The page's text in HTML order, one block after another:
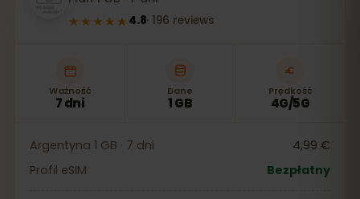
★★★★★ 4.8· 196 reviews
Ważność
7 dni
Dane
1 GB
Prędkość
4G/5G
Argentyna 1 GB · 7 dni
4,99 €
Profil eSIM
Bezpłatny